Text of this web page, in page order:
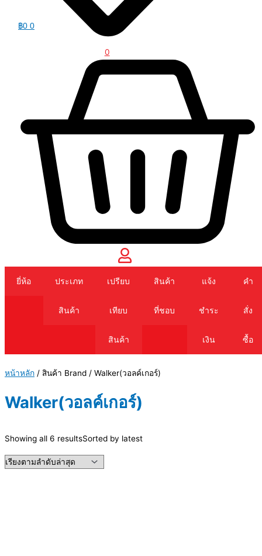
0
฿0 0
Cart
ยี่ห้อ ประเภท
สินค้า
เปรียบ
เทียบ
สินค้า
สินค้า
ที่ชอบ
แจ้ง
ชำระ
เงิน
คำ
สั่ง
ซื้อ
หน้าหลัก / สินค้า Brand / Walker(วอลค์เกอร์)
Walker(วอลค์เกอร์)
Showing all 6 resultsSorted by latest